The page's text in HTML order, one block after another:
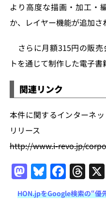
より高度な描画・加工・
か、レイヤー機能が追加さ
さらに月額315円の販売
トを通じて制作した電子書
関連リンク
本件に関するインターネ
リリース
http://www.i-revo.jp/
M
a
Bl
u
F
a
T
h
HON.jpをGoogle検索の“優